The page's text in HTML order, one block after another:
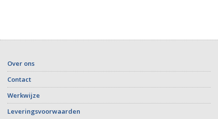
Over ons
Contact
Werkwijze
Leveringsvoorwaarden